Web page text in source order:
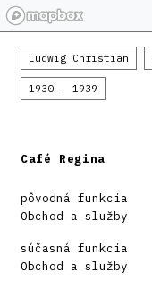
Ludwig Christian
1930 - 1939
Café Regina
pôvodná funkcia
Obchod a služby
súčasná funkcia
Obchod a služby